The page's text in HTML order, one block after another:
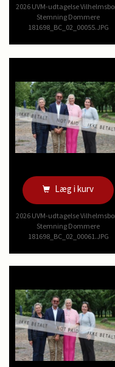
2026 UVM-udtagelse
Stemning Dommere
181698_BC_02_00055.JPG
Læg i kurv
2026 UVM-udtagelse
Stemning Dommere
181698_BC_02_00061.JPG